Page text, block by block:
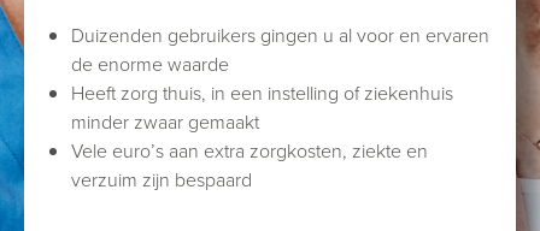
Duizenden gebruikers gingen u al voor en ervaren
de enorme waarde
Heeft zorg thuis, in een instelling of ziekenhuis
minder zwaar gemaakt
Vele euro’s aan extra zorgkosten, ziekte en
verzuim zijn bespaard